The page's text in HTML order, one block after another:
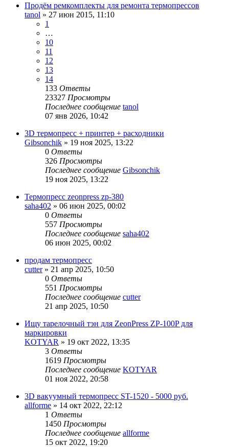
Продём ремкомплекты для ремонта термопрессов
tanol » 27 июн 2015, 11:10
1
…
10
11
12
13
14
133 Ответы
23327 Просмотры
Последнее сообщение tanol
07 янв 2026, 10:42
3D термопресс + принтер + расходники
Gibsonchik » 19 ноя 2025, 13:22
0 Ответы
326 Просмотры
Последнее сообщение Gibsonchik
19 ноя 2025, 13:22
Термопресс zeonpress zp-380
saha402 » 06 июн 2025, 00:02
0 Ответы
557 Просмотры
Последнее сообщение saha402
06 июн 2025, 00:02
продам термопресс
cutter» 21 апр 2025, 10:50
0 Ответы
551 Просмотры
Последнее сообщение cutter
21 апр 2025, 10:50
Ищу тарелочный тэн для ZeonPress ZP-100P для
маркировки
KOTYAR » 19 окт 2022, 13:35
3 Ответы
1619 Просмотры
Последнее сообщение KOTYAR
01 ноя 2022, 20:58
3D вакуумный термопресс ST-1520 - 5000 руб.
allforme » 14 окт 2022, 22:12
1 Ответы
1450 Просмотры
Последнее сообщение allforme
15 окт 2022, 19:20